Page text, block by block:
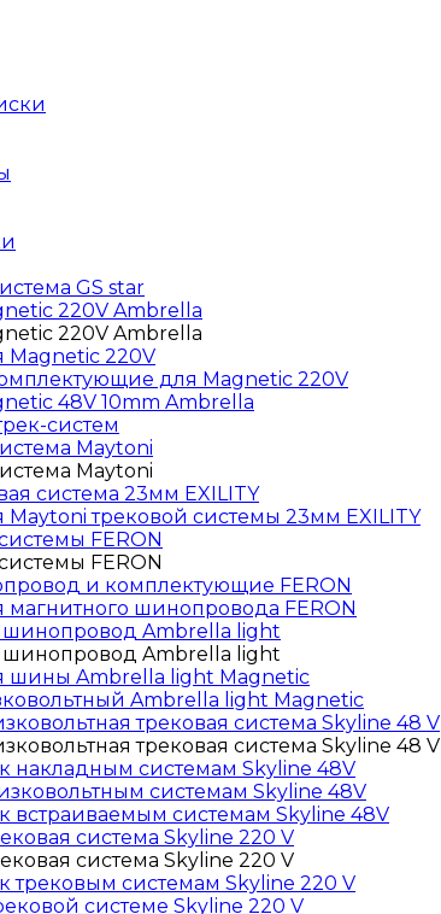
GS star
220V Ambrella
220V Ambrella
Magnetic 220V
для Magnetic 220V
48V 10mm Ambrella
систем
Maytoni
Maytoni
система 23мм EXILITY
трековой системы 23мм EXILITY
FERON
FERON
и комплектующие FERON
шинопровода FERON
Ambrella light
Ambrella light
шины Ambrella light Magnetic
Ambrella light Magnetic
трековая система Skyline 48 V
трековая система Skyline 48 V
накладным системам Skyline 48V
системам Skyline 48V
встраиваемым системам Skyline 48V
система Skyline 220 V
система Skyline 220 V
трековым системам Skyline 220 V
системе Skyline 220 V